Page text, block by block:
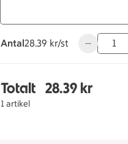
Antal
28.39 kronor styck
28.39 kr/st Använd
Totalt
1 artikel
Totalt 1 stycken
28.39 kr